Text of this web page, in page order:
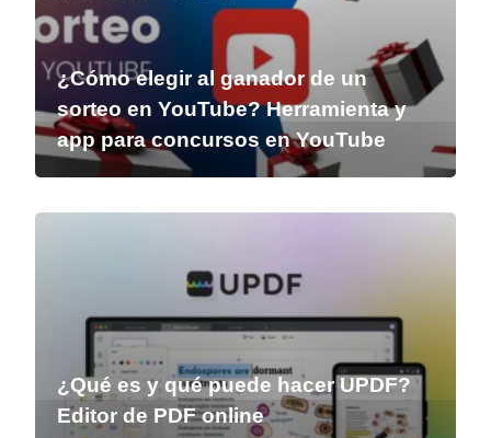
¿Cómo elegir al ganador de un
sorteo en YouTube? Herramienta y
app para concursos en YouTube
¿Qué es y qué puede hacer UPDF?
Editor de PDF online